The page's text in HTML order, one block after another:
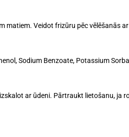
Veidot frizūru pēc vēlēšanās
Sodium Benzoate, Potassium
ar ūdeni. Pārtraukt lietošanu, ja